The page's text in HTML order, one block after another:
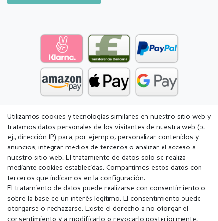
Utilizamos cookies y tecnologías similares en nuestro sitio web y
tratamos datos personales de los visitantes de nuestra web (p.
ej., dirección IP) para, por ejemplo, personalizar contenidos y
anuncios, integrar medios de terceros o analizar el acceso a
nuestro sitio web. El tratamiento de datos solo se realiza
mediante cookies establecidas. Compartimos estos datos con
terceros que indicamos en la configuración.
El tratamiento de datos puede realizarse con consentimiento o
sobre la base de un interés legítimo. El consentimiento puede
otorgarse o rechazarse. Existe el derecho a no otorgar el
consentimiento y a modificarlo o revocarlo posteriormente.